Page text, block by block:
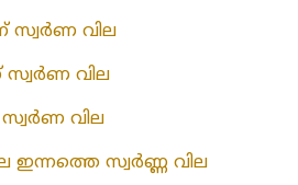
സ്വർണ വില
സ്വർണ വില
വില
ഇന്നത്തെ സ്വർണ്ണ വില